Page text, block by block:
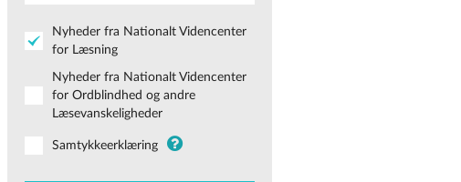
Nyheder fra Nationalt Videncenter
for Læsning
Nyheder fra Nationalt Videncenter
for Ordblindhed og andre
Læsevanskeligheder
Samtykkeerklæring